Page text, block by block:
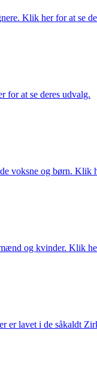
Klik her for at se
for at se deres udvalg.
voksne og børn. Klik
og kvinder. Klik
lavet i de såkaldt